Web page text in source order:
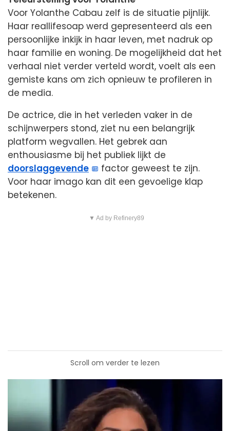
Voor Yolanthe Cabau zelf is de situatie pijnlijk.
Haar reallifesoap werd gepresenteerd als een
persoonlijke inkijk in haar leven, met nadruk op
haar familie en woning. De mogelijkheid dat het
verhaal niet verder verteld wordt, voelt als een
gemiste kans om zich opnieuw te profileren in
de media.
De actrice, die in het verleden vaker in de
schijnwerpers stond, ziet nu een belangrijk
platform wegvallen. Het gebrek aan
enthousiasme bij het publiek lijkt de
doorslaggevende
factor geweest te zijn.
Voor haar imago kan dit een gevoelige klap
betekenen.
▼ Ad by Refinery89
Scroll om verder te lezen